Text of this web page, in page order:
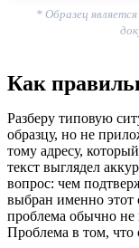
* Образец
Как
Разберу типовую
образцу, но не
тому адресу,
текст выглядел
вопрос: чем
выбран именно этот
проблема обычно не
Проблема в том, что